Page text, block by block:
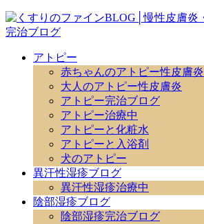
アトピー
赤ちゃんのアトピー性皮膚炎
大人のアトピー性皮膚炎
アトピー完治ブログ
アトピー治療中
アトピーと化粧水
アトピーと入浴剤
犬のアトピー
異汗性湿疹ブログ
異汗性湿疹治療中
陰部湿疹ブログ
陰部湿疹完治ブログ